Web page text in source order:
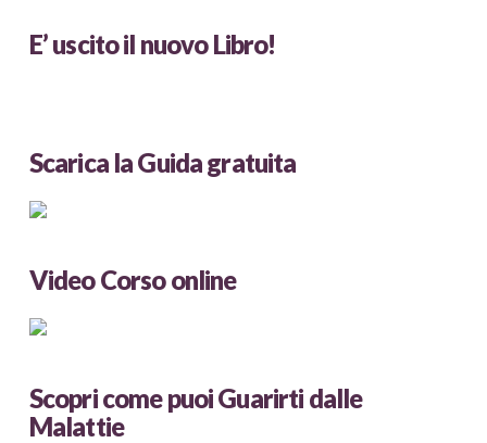
E’ uscito il nuovo Libro!
Scarica la Guida gratuita
Video Corso online
Scopri come puoi Guarirti dalle
Malattie